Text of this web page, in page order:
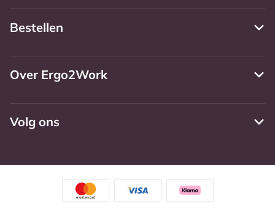
Bestellen
Over Ergo2Work
Volg ons